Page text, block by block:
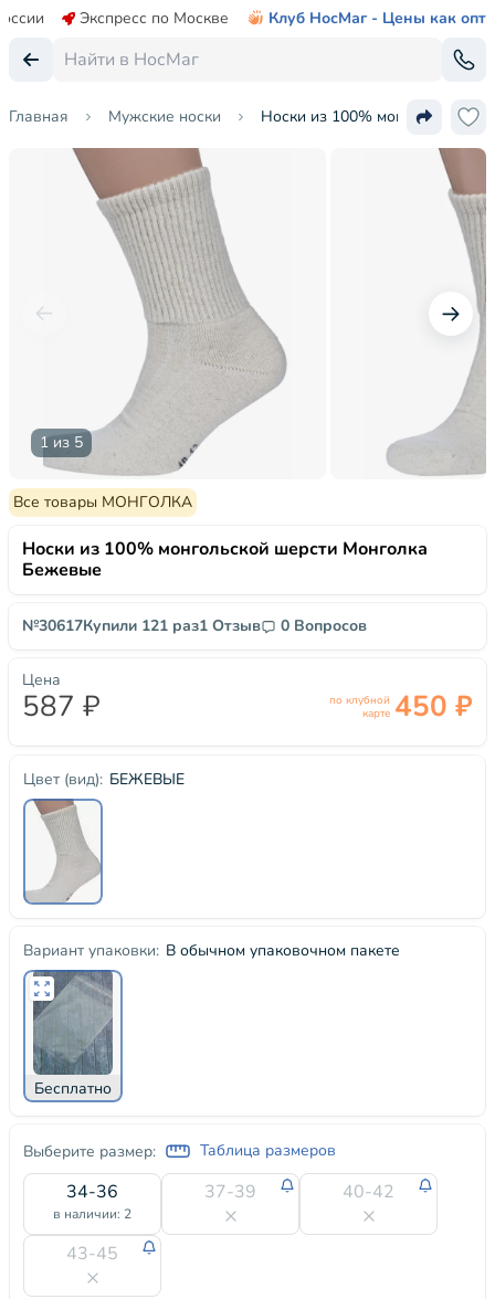
Экспресс по Москве Клуб НосМаг - Цены как опт
Главная Мужские носки Носки из 100% монгольской
1 из 5
Все товары МОНГОЛКА
Носки из 100% монгольской шерсти Монголка
Бежевые
№30617Купили 121 раз1 Отзыв 0 Вопросов
Цвет (вид): БЕЖЕВЫЕ
Вариант упаковки: В обычном упаковочном пакете
Бесплатно
Выберите размер: Таблица размеров
34-36
в наличии: 2
37-39 40-42
43-45
Цена
587 ₽
по клубной
карте 450 ₽